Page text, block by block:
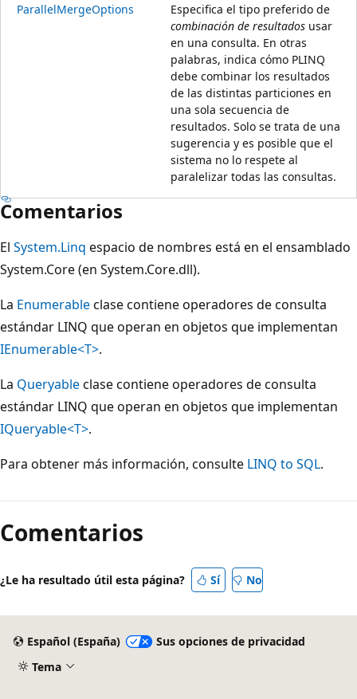
ParallelMergeOptions
Especifica el tipo preferido de
combinación de resultados usar
en una consulta. En otras
palabras, indica cómo PLINQ
debe combinar los resultados
de las distintas particiones en
una sola secuencia de
resultados. Solo se trata de una
sugerencia y es posible que el
sistema no lo respete al
paralelizar todas las consultas.
Comentarios
El System.Linq espacio de nombres está en el ensamblado
System.Core (en System.Core.dll).
La Enumerableclase contiene operadores de consulta
estándar LINQ que operan en objetos que implementan
IEnumerable<T>.
La Queryableclase contiene operadores de consulta
estándar LINQ que operan en objetos que implementan
IQueryable<T>.
Para obtener más información, consulte LINQ to SQL.
Comentarios
¿Le ha resultado útil esta página? Sí No
Español (España)
Sus opciones de privacidad
Tema